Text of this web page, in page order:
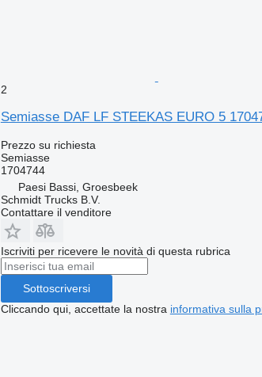
2
Semiasse DAF LF STEEKAS EURO 5
Prezzo su richiesta
Semiasse
1704744
Paesi Bassi, Groesbeek
Schmidt Trucks B.V.
Contattare il venditore
Iscriviti per ricevere le novità di questa rubrica
Sottoscriversi
Cliccando qui, accettate la nostra informativa sulla